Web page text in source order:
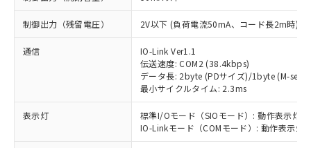
制御出力（残留電圧） 2V以下 (負荷電流50mA、コード長2m時)
通信
IO-Link Ver1.1
伝送速度: COM2 (38.4kbps)
データ長: 2byte (PDサイズ)/1byte (M-
最小サイクルタイム: 2.3ms
表示灯
標準I/Oモード（SIOモード）: 動作表示灯(
IO-Linkモード（COMモード）: 動作表示